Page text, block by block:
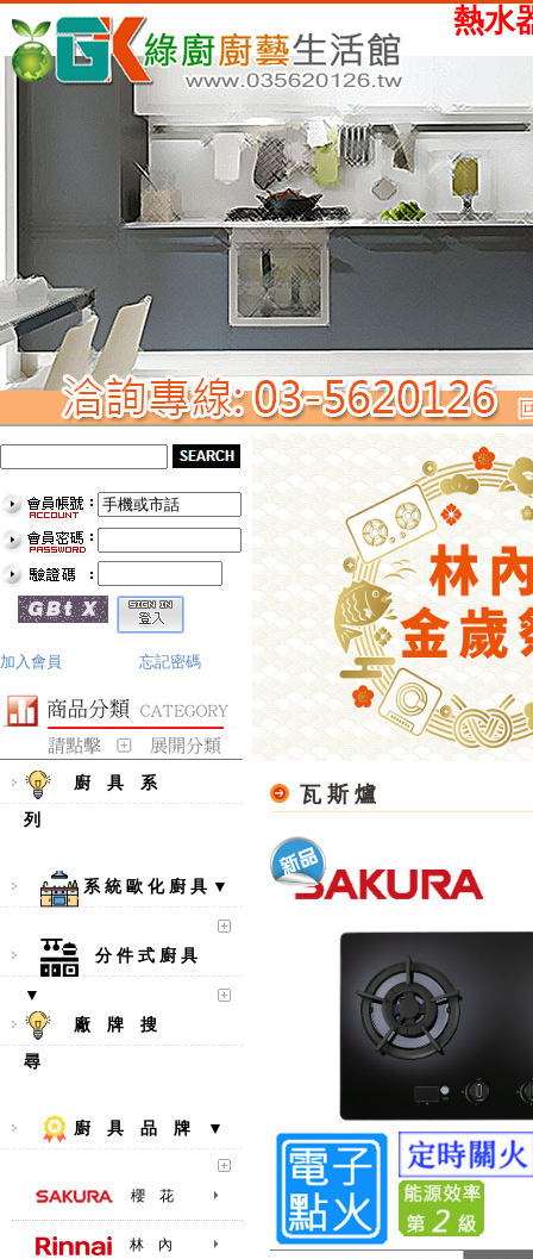
熱水器、瓦斯爐
加入會員 忘記密碼
廚 具 系
列
系 統 歐 化 廚 具 ▼
分 件 式 廚 具
▼
廠 牌 搜
尋
廚 具 品 牌 ▼
櫻 花
林 內
瓦 斯 爐